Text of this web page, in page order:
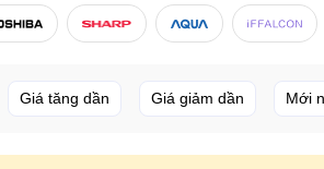
Giá tăng dần Giá giảm dần Mới